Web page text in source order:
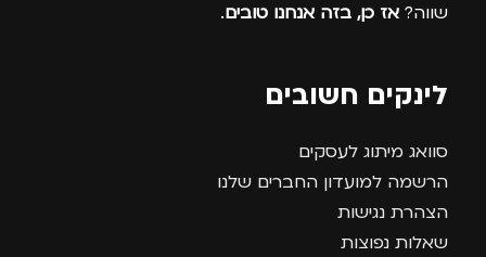
שווה? אז כן, בזה אנחנו טובים.
לינקים חשובים
סוואג מיתוג לעסקים
הרשמה למועדון החברים שלנו
הצהרת נגישות
שאלות נפוצות